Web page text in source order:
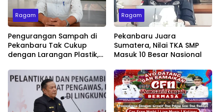
Ragam
Pengurangan Sampah di
Pekanbaru Tak Cukup
dengan Larangan Plastik,
Jadi Penentu
Ragam
Pekanbaru Juara
Sumatera, Nilai TKA SMP
Masuk 10 Besar Nasional